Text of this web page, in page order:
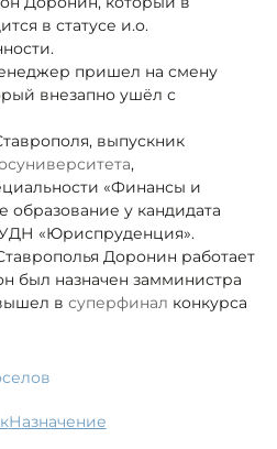
в статусе и.о.
пришел на смену
внезапно ушёл с
выпускник
,
«Финансы и
образование у кандидата
«Юриспруденция».
Доронин работает
был назначен замминистра
в суперфинал конкурса
назначение